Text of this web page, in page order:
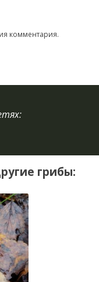
комментария.
грибы: